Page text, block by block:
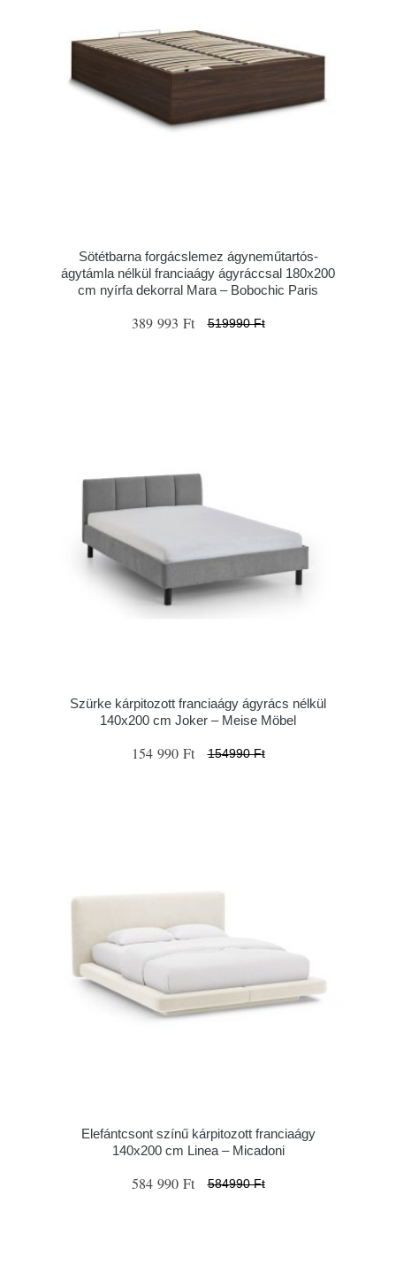
Sötétbarna forgácslemez ágyneműtartós-
ágytámla nélkül franciaágy ágyráccsal 180x200
cm nyírfa dekorral Mara – Bobochic Paris
389 993 Ft 519990 Ft
Szürke kárpitozott franciaágy ágyrács nélkül
140x200 cm Joker – Meise Möbel
154 990 Ft 154990 Ft
Elefántcsont színű kárpitozott franciaágy
140x200 cm Linea – Micadoni
584 990 Ft 584990 Ft